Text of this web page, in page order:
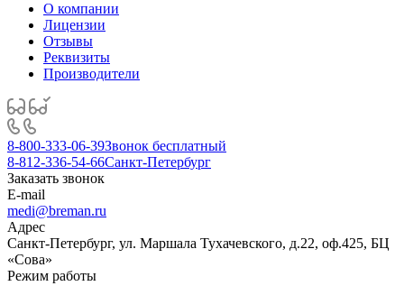
О компании
Лицензии
Отзывы
Реквизиты
Производители
8-800-333-06-39Звонок бесплатный
8-812-336-54-66Санкт-Петербург
Заказать звонок
E-mail
medi@breman.ru
Адрес
Санкт-Петербург, ул. Маршала Тухачевского, д.22, оф.425, БЦ
«Сова»
Режим работы